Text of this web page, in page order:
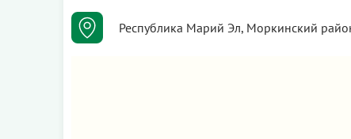
Республика Марий Эл, Моркинский